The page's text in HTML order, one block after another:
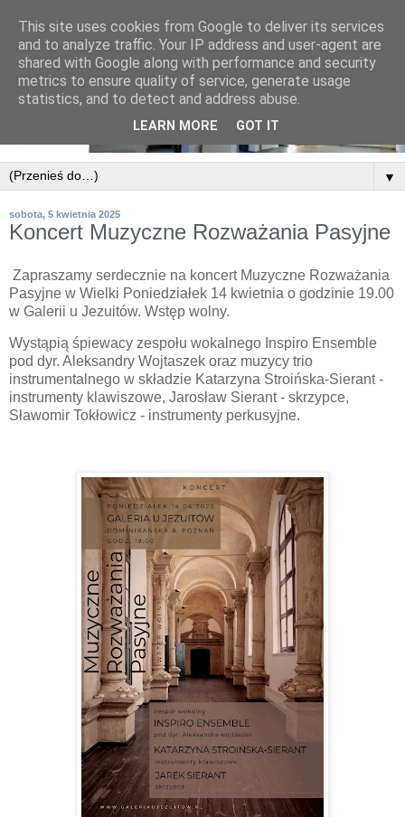
▼
sobota, 5 kwietnia 2025
Koncert Muzyczne Rozważania Pasyjne
Zapraszamy serdecznie na koncert Muzyczne Rozważania
Pasyjne w Wielki Poniedziałek 14 kwietnia o godzinie 19.00
w Galerii u Jezuitów. Wstęp wolny.
Wystąpią śpiewacy zespołu wokalnego Inspiro Ensemble
pod dyr. Aleksandry Wojtaszek oraz muzycy trio
instrumentalnego w składzie Katarzyna Stroińska-Sierant -
instrumenty klawiszowe, Jarosław Sierant - skrzypce,
Sławomir Tokłowicz - instrumenty perkusyjne.
This site uses cookies from Google to deliver its services
and to analyze traffic. Your IP address and user-agent are
shared with Google along with performance and security
metrics to ensure quality of service, generate usage
statistics, and to detect and address abuse.
LEARN MORE GOT IT